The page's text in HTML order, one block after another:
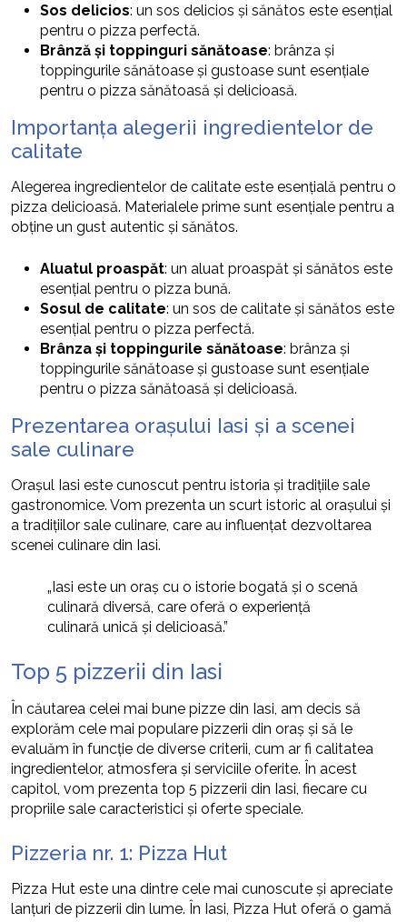
Sos delicios: un sos delicios și sănătos este esențial
pentru o pizza perfectă.
Brânză și toppinguri sănătoase: brânza și
toppingurile sănătoase și gustoase sunt esențiale
pentru o pizza sănătoasă și delicioasă.
Importanța alegerii ingredientelor de
calitate
Alegerea ingredientelor de calitate este esențială pentru o
pizza delicioasă. Materialele prime sunt esențiale pentru a
obține un gust autentic și sănătos.
Aluatul proaspăt: un aluat proaspăt și sănătos este
esențial pentru o pizza bună.
Sosul de calitate: un sos de calitate și sănătos este
esențial pentru o pizza perfectă.
Brânza și toppingurile sănătoase: brânza și
toppingurile sănătoase și gustoase sunt esențiale
pentru o pizza sănătoasă și delicioasă.
Prezentarea orașului Iasi și a scenei
sale culinare
Orașul Iasi este cunoscut pentru istoria și tradițiile sale
gastronomice. Vom prezenta un scurt istoric al orașului și
a tradițiilor sale culinare, care au influențat dezvoltarea
scenei culinare din Iasi.
„Iasi este un oraș cu o istorie bogată și o scenă
culinară diversă, care oferă o experiență
culinară unică și delicioasă.”
Top 5 pizzerii din Iasi
În căutarea celei mai bune pizze din Iasi, am decis să
explorăm cele mai populare pizzerii din oraș și să le
evaluăm în funcție de diverse criterii, cum ar fi calitatea
ingredientelor, atmosfera și serviciile oferite. În acest
capitol, vom prezenta top 5 pizzerii din Iasi, fiecare cu
propriile sale caracteristici și oferte speciale.
Pizzeria nr. 1: Pizza Hut
Pizza Hut este una dintre cele mai cunoscute și apreciate
lanțuri de pizzerii din lume. În Iasi, Pizza Hut oferă o gamă